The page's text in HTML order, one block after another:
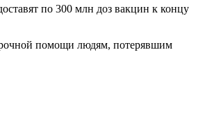
по 300 млн доз вакцин к концу
срочной помощи людям, потерявшим